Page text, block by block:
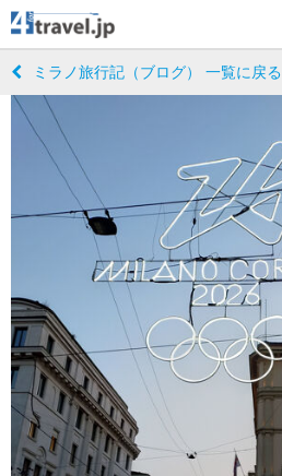
ミラノ旅行記（ブログ） 一覧に戻る